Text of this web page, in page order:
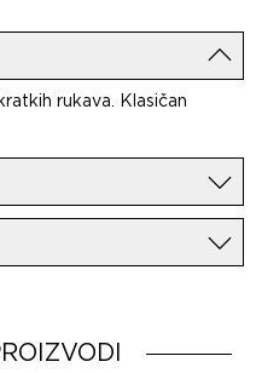
rukava. Klasičan